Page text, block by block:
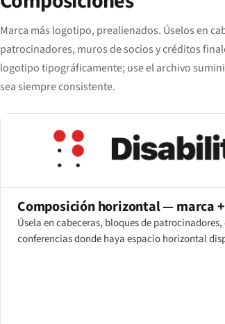
Marca más logotipo, prealienados. Úselos en
patrocinadores, muros de socios y créditos
logotipo tipográficamente; use el archivo
sea siempre consistente.
Composición horizontal — marca
Úsela en cabeceras, bloques de
conferencias donde haya espacio horizontal